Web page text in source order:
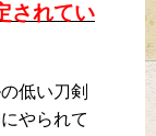
されてい
低い刀剣
やられて